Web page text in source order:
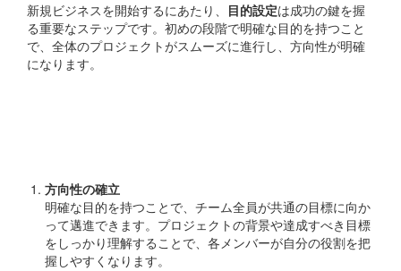
新規ビジネスを開始するにあたり、 目的設定は成功の鍵を握
る重要なステップです。初めの段階で明確な目的を持つこと
で、全体のプロジェクトがスムーズに進行し、方向性が明確
になります。
方向性の確立
明確な目的を持つことで、チーム全員が共通の目標に向か
って邁進できます。プロジェクトの背景や達成すべき目標
をしっかり理解することで、各メンバーが自分の役割を把
握しやすくなります。